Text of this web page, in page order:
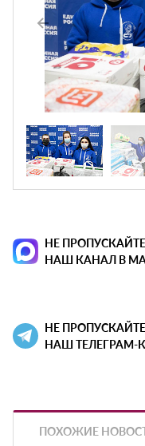
НЕ
НАШ КАНАЛ В
НЕ
НАШ ТЕЛЕГРАМ-
ПОХОЖИЕ